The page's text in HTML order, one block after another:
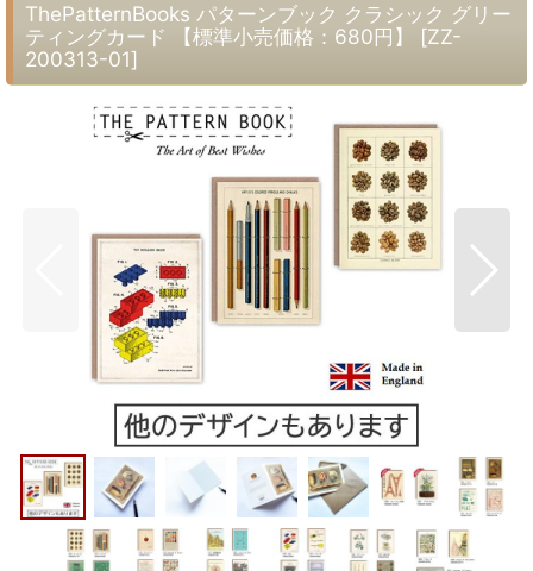
ThePatternBooks パターンブック クラシック グリー
ティングカード 【標準小売価格：680円】
[ZZ-
200313-01]